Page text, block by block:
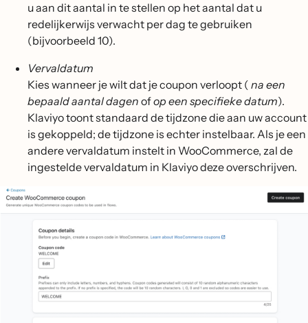
u aan dit aantal in te stellen op het aantal dat u
redelijkerwijs verwacht per dag te gebruiken
(bijvoorbeeld 10).
Vervaldatum
Kies wanneer je wilt dat je coupon verloopt ( na een
bepaald aantal dagen ofop een specifieke datum).
Klaviyo toont standaard de tijdzone die aan uw account
is gekoppeld; de tijdzone is echter instelbaar. Als je een
andere vervaldatum instelt in WooCommerce, zal de
ingestelde vervaldatum in Klaviyo deze overschrijven.